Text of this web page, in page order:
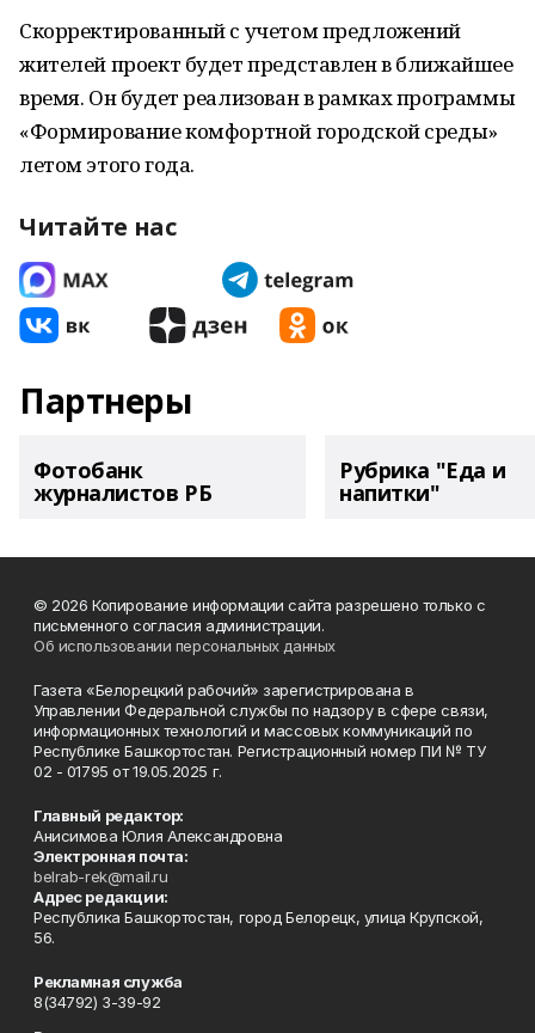
Скорректированный с учетом предложений
жителей проект будет представлен в ближайшее
время. Он будет реализован в рамках программы
«Формирование комфортной городской среды»
летом этого года.
Читайте нас
Партнеры
Фотобанк
журналистов РБ
Рубрика "Еда и
напитки"
© 2026 Копирование информации сайта разрешено только с
письменного согласия администрации.
Об использовании персональных данных
Газета «Белорецкий рабочий» зарегистрирована в
Управлении Федеральной службы по надзору в сфере связи,
информационных технологий и массовых коммуникаций по
Республике Башкортостан. Регистрационный номер ПИ № ТУ
02 - 01795 от 19.05.2025 г.
Главный редактор:
Анисимова Юлия Александровна
Электронная почта:
belrab-rek@mail.ru
Адрес редакции:
Республика Башкортостан, город Белорецк, улица Крупской,
56.
Рекламная служба
8(34792) 3-39-92